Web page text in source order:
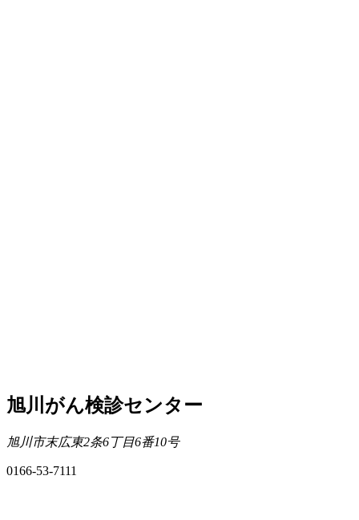
旭川がん検診センター
旭川市末広東2条6丁目6番10号
0166-53-7111